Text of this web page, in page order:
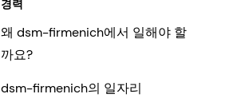
경력
왜 dsm-firmenich에서 일해야 할
까요?
dsm-firmenich의 일자리